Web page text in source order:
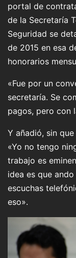
portal de
de la Secretaría
Seguridad se
de 2015 en esa
honorarios
«Fue por un
secretaría. Se
pagos, pero con
Y añadió, sin
«Yo no tengo
trabajo es
idea es que
escuchas
eso».